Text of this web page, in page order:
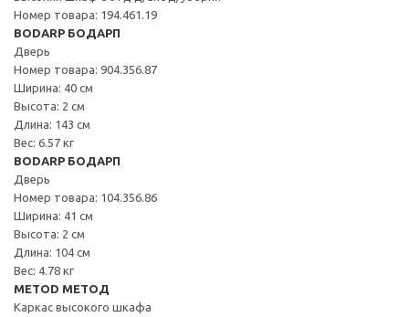
Номер товара: 194.461.19
BODARP БОДАРП
Дверь
Номер товара: 904.356.87
Ширина: 40 см
Высота: 2 см
Длина: 143 см
Вес: 6.57 кг
BODARP БОДАРП
Дверь
Номер товара: 104.356.86
Ширина: 41 см
Высота: 2 см
Длина: 104 см
Вес: 4.78 кг
METOD МЕТОД
Каркас высокого шкафа